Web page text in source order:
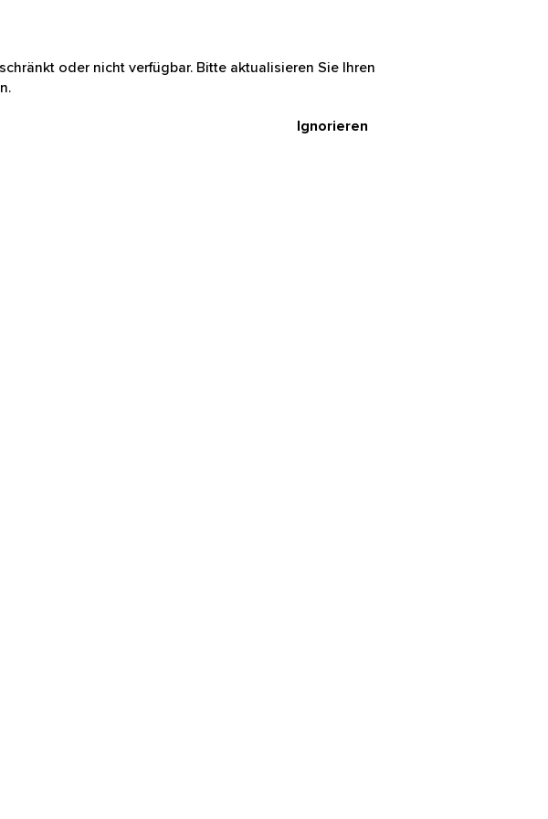
oder nicht verfügbar. Bitte aktualisieren Sie Ihren
Ignorieren